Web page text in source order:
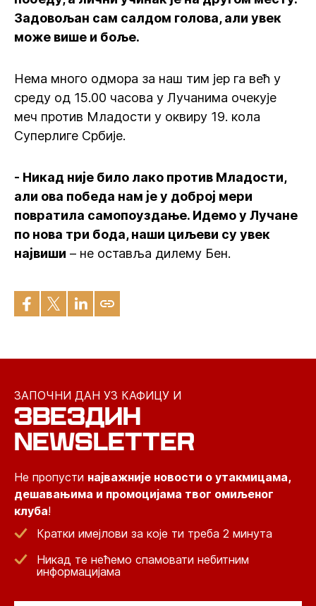
Задовољан сам салдом голова, али увек
може више и боље.
Нема много одмора за наш тим јер га већ у
среду од 15.00 часова у Лучанима очекује
меч против Младости у оквиру 19. кола
Суперлиге Србије.
- Никад није било лако против Младости,
али ова победа нам је у доброј мери
повратила самопоуздање. Идемо у Лучане
по нова три бода, наши циљеви су увек
највиши – не оставља дилему Бен.
ЗАПОЧНИ ДАН УЗ КАФИЦУ И
ЗВЕЗДИН
NEWSLETTER
Не пропусти најважније новости о утакмицама,
дешавањима и промоцијама твог омиљеног
клуба!
Кратки имејлови за које ти треба 2 минута
Никад те нећемо спамовати небитним
информацијама